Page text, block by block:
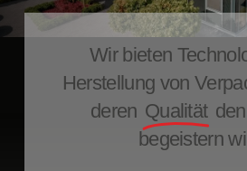
Wir bieten
Herstellung von
deren Qualität
begeistern